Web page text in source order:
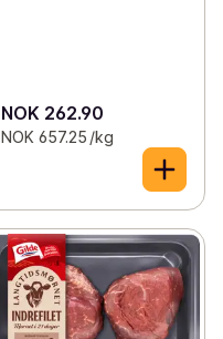
NOK 262.90
NOK 657.25 /kg